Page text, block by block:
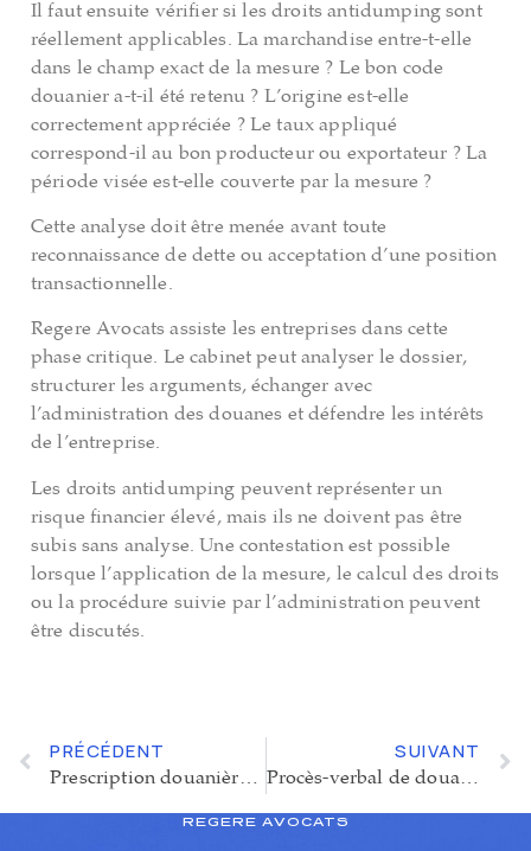
Il faut ensuite vérifier si les droits antidumping sont
réellement applicables. La marchandise entre-t-elle
dans le champ exact de la mesure ? Le bon code
douanier a-t-il été retenu ? L’origine est-elle
correctement appréciée ? Le taux appliqué
correspond-il au bon producteur ou exportateur ? La
période visée est-elle couverte par la mesure ?
Cette analyse doit être menée avant toute
reconnaissance de dette ou acceptation d’une position
transactionnelle.
Regere Avocats assiste les entreprises dans cette
phase critique. Le cabinet peut analyser le dossier,
structurer les arguments, échanger avec
l’administration des douanes et défendre les intérêts
de l’entreprise.
Les droits antidumping peuvent représenter un
risque financier élevé, mais ils ne doivent pas être
subis sans analyse. Une contestation est possible
lorsque l’application de la mesure, le calcul des droits
ou la procédure suivie par l’administration peuvent
être discutés.
PRÉCÉDENT
Prescription douanière : quels délais pour agir ou contester en douane
SUIVANT
Procès-verbal de douane : comment réagir et quels recours ?
REGERE AVOCATS